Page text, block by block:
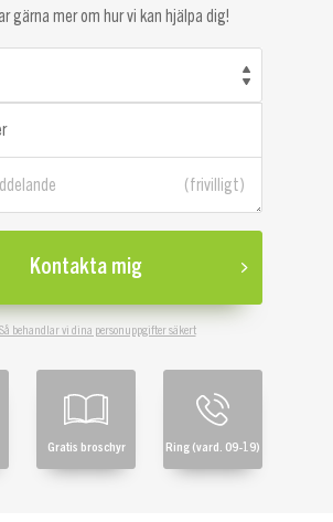
gärna mer om hur vi kan hjälpa dig!
Kontakta mig
Så behandlar vi dina personuppgifter säkert
Gratis broschyr Ring (vard. 09-19)